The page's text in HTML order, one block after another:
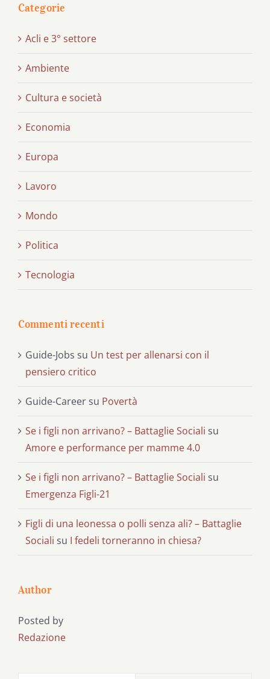
Categorie
Acli e 3° settore
Ambiente
Cultura e società
Economia
Europa
Lavoro
Mondo
Politica
Tecnologia
Commenti recenti
Guide-Jobs su Un test per allenarsi con il
pensiero critico
Guide-Career su Povertà
Se i figli non arrivano? – Battaglie Sociali su
Amore e performance per mamme 4.0
Se i figli non arrivano? – Battaglie Sociali su
Emergenza Figli-21
Figli di una leonessa o polli senza ali? – Battaglie
Sociali su I fedeli torneranno in chiesa?
Author
Posted by
Redazione